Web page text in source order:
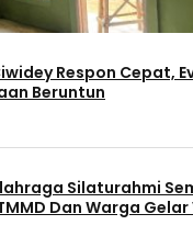
Respon Cepat,
Beruntun
Silaturahmi
Dan Warga Gelar